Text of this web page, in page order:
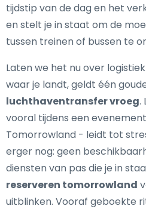
tijdstip van de dag en het
en stelt je in staat om de
tussen treinen of bussen te
Laten we het nu over
waar je landt, geldt één
luchthaventransfer vroeg.
vooral tijdens een
Tomorrowland - leidt tot
erger nog: geen
diensten van pas die je in
reserveren tomorrowland
uitblinken. Vooraf geboekte